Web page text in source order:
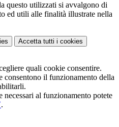
questo utilizzati si avvalgono di
ed utili alle finalità illustrate nella
Accetta tutti i cookies
quali cookie consentire.
consentono il funzionamento della
al funzionamento potete
.